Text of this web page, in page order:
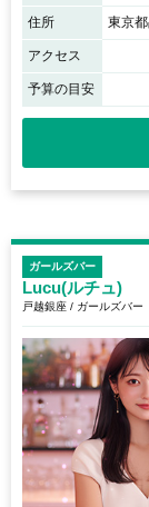
住所 東京
アクセス
予算の目安
ガールズバー
Lucu(ルチュ)
戸越銀座 / ガールズバー